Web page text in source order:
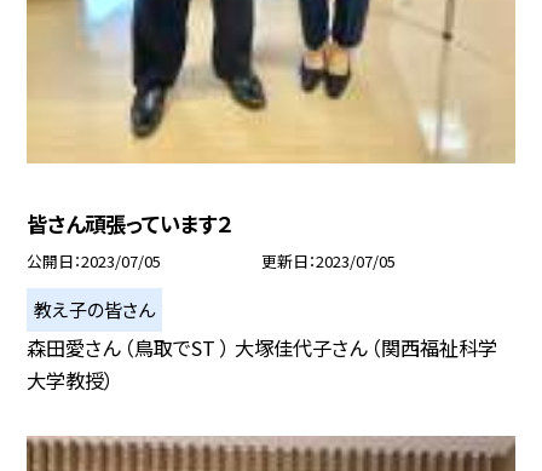
皆さん頑張っています２
公開日 2023/07/05 更新日 2023/07/05
教え子の皆さん
森田愛さん （鳥取でST ） 大塚佳代子さん （関西福祉科学
大学教授）